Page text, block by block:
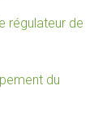
régulateur de
du